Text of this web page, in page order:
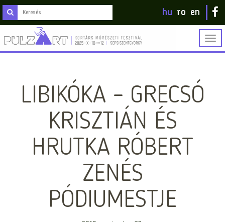
hu ro en
LIBIKÓKA – GRECSÓ
KRISZTIÁN ÉS
HRUTKA RÓBERT
ZENÉS
PÓDIUMESTJE